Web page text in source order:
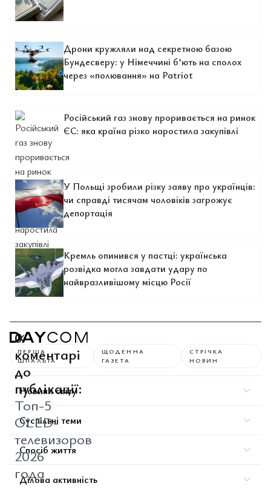
Дрони кружляли над секретною базою
Бундесверу: у Німеччині б’ють на сполох
через «полювання» на Patriot
Російський газ знову проривається на ринок
ЄС: яка країна різко наростила закупівлі
У Польщі зробили різку заяву про українців:
чи справді тисячам чоловіків загрожує
депортація
Кремль опинився у пастці: українська
розвідка могла завдати удару по
найвразливішому місцю Росії
0
коментарі
до
публікації:
Топ-5
OLED-
телевизоров
2026
года
ПЕРША
ШПАЛЬТА
ЩОДЕННА
ГАЗЕТА
СТРІЧКА
НОВИН
Новини світу
Суспільні теми
Спосіб життя
Ділова активність